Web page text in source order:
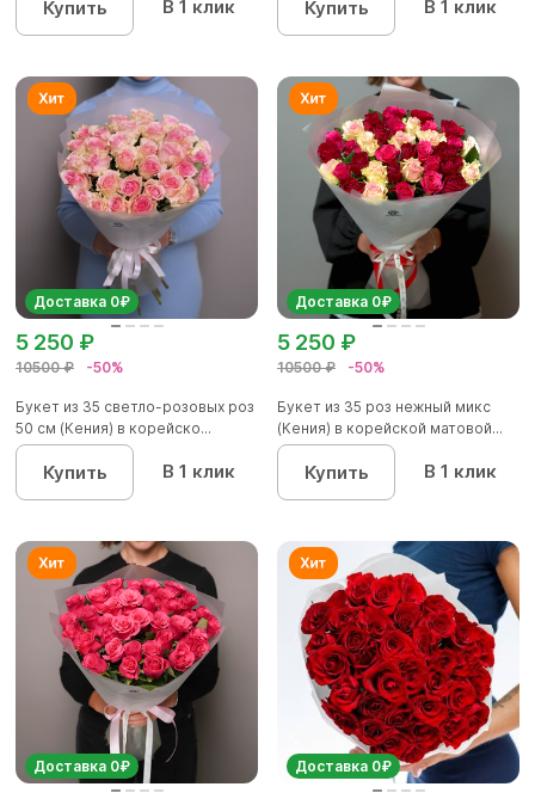
Купить В 1 клик Купить В 1 клик
Доставка 0₽
10500 ₽ -50%
5 250 ₽
Букет из 35 светло-розовых роз
50 см (Кения) в корейско...
Купить В 1 клик
Доставка 0₽
10500 ₽ -50%
5 250 ₽
Букет из 35 роз нежный микс
(Кения) в корейской матовой...
Купить В 1 клик
Доставка 0₽ Доставка 0₽